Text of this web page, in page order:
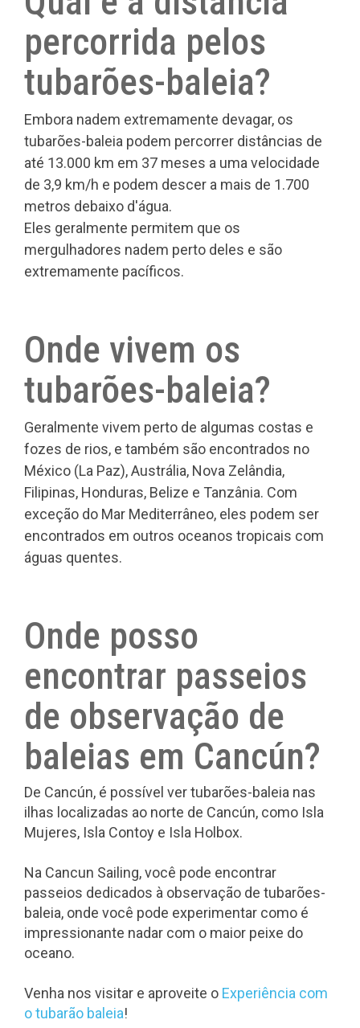
percorrida pelos
tubarões-baleia?
Embora nadem extremamente devagar, os
tubarões-baleia podem percorrer distâncias de
até 13.000 km em 37 meses a uma velocidade
de 3,9 km/h e podem descer a mais de 1.700
metros debaixo d'água.
Eles geralmente permitem que os
mergulhadores nadem perto deles e são
extremamente pacíficos.
Onde vivem os
tubarões-baleia?
Geralmente vivem perto de algumas costas e
fozes de rios, e também são encontrados no
México (La Paz), Austrália, Nova Zelândia,
Filipinas, Honduras, Belize e Tanzânia. Com
exceção do Mar Mediterrâneo, eles podem ser
encontrados em outros oceanos tropicais com
águas quentes.
Onde posso
encontrar passeios
de observação de
baleias em Cancún?
De Cancún, é possível ver tubarões-baleia nas
ilhas localizadas ao norte de Cancún, como Isla
Mujeres, Isla Contoy e Isla Holbox.
Na Cancun Sailing, você pode encontrar
passeios dedicados à observação de tubarões-
baleia, onde você pode experimentar como é
impressionante nadar com o maior peixe do
oceano.
Venha nos visitar e aproveite o Experiência com
o tubarão baleia!